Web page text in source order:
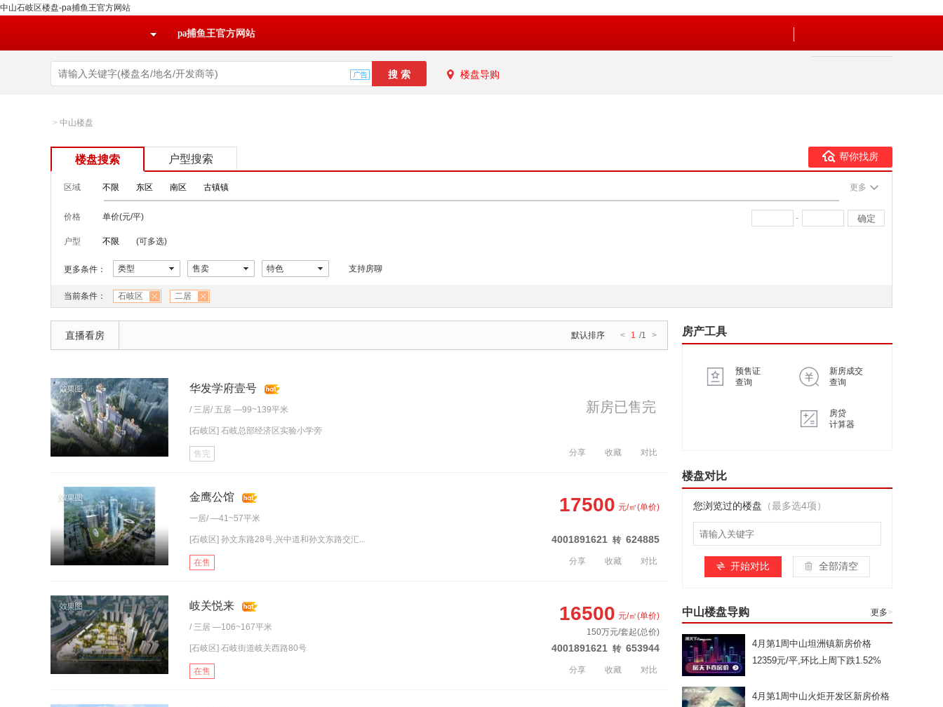
中山石岐区楼盘-pa捕鱼王官方网站
pa捕鱼王官方网站
楼盘导购
> 中山楼盘
楼盘搜索 户型搜索 帮你找房
区域 不限 东区 南区 古镇镇 更多
价格 单价(元/平) -
户型 不限 (可多选)
更多条件： 类型 售卖 特色 支持房聊
当前条件： 石岐区 二居
直播看房 默认排序 < 1 /1 >
华发学府壹号
/ 三居/ 五居 —99~139平米
[石岐区] 石岐总部经济区实验小学旁
售完
新房已售完
分享 收藏 对比
金鹰公馆
一居/ —41~57平米
[石岐区] 孙文东路28号,兴中道和孙文东路交汇... 4001891621 转 624885
在售
17500 元/㎡(单价)
分享 收藏 对比
岐关悦来
/ 三居 —106~167平米
[石岐区] 石岐街道岐关西路80号 4001891621 转 653944
在售
16500 元/㎡(单价)
150万元/套起(总价)
分享 收藏 对比
房产工具
预售证
查询
新房成交
查询
房贷
计算器
楼盘对比
您浏览过的楼盘 （最多选4项）
开始对比 全部清空
中山楼盘导购 更多>
4月第1周中山坦洲镇新房价格
12359元/平,环比上周下跌1.52%
4月第1周中山火炬开发区新房价格